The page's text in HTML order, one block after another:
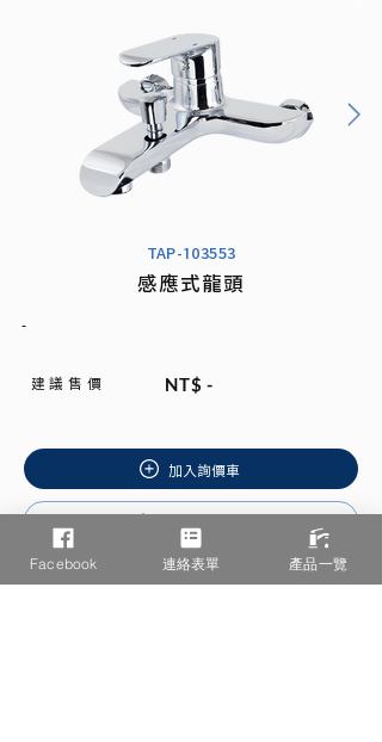
TAP-103553
感應式龍頭
-
建 議 售 價 NT$ -
加入詢價車
安裝說明書
Facebook 連絡表單 產品一覽